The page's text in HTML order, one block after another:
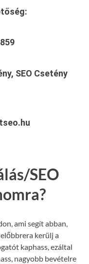
SEO Csetény
SEO
ami segít abban,
kerülj a
kaphass, ezáltal
nagyobb bevételre